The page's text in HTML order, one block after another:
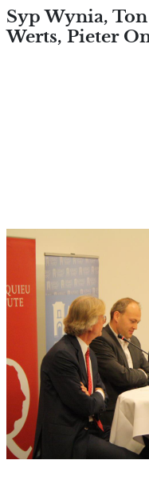
Syp Wynia,
Werts, Pieter